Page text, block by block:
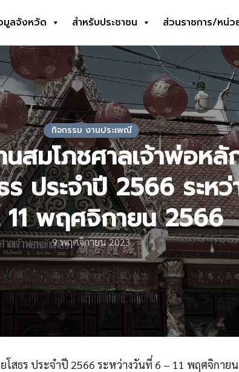
มูลจังหวัด สำหรับประชาชน ส่วนราชการ/หน่ว
กิจกรรม งานประเพณี
นสมโภชศาลเจ้าพ่อหลั
ประจำปี 2566 ระห
พฤศจิกายน 2566
9 พฤศจิกายน 2023
สธร ประจำปี 2566 ระหว่างวันที่ 6 – 11 พฤศจิกายน